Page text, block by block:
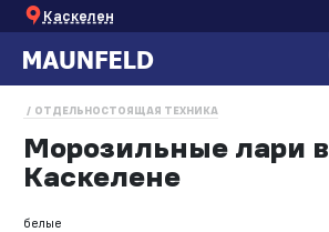
Каскелен
ОТДЕЛЬНОСТОЯЩАЯ ТЕХНИКА
Морозильные лари в
Каскелене
белые